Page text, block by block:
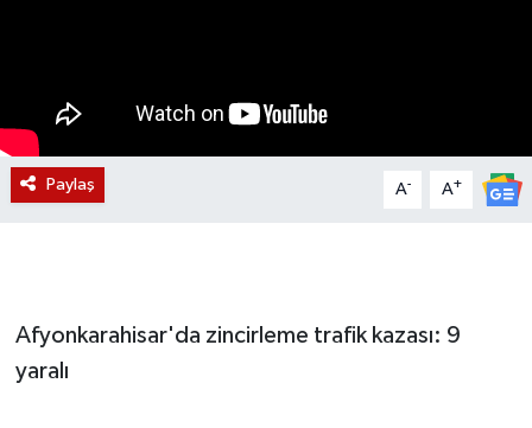
Paylaş A- A+
Afyonkarahisar'da zincirleme trafik kazası: 9
yaralı